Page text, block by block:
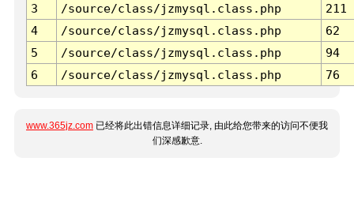
3 /source/class/jzmysql.class.php
211
4
/source/class/jzmysql.class.php
62
5
/source/class/jzmysql.class.php
94
6
/source/class/jzmysql.class.php 76
www.365jz.com 已经将此出错信息详细记录, 由此给您带来的访问不便我
们深感歉意.